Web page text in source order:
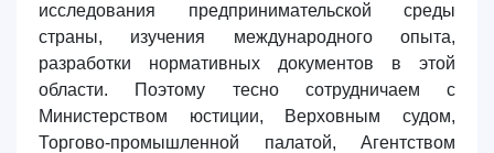
Ваше имя и фамилия
исследования предпринимательской среды
страны, изучения международного опыта,
разработки нормативных документов в этой
области. Поэтому тесно сотрудничаем с
Министерством юстиции, Верховным судом,
Торгово-промышленной палатой, Агентством